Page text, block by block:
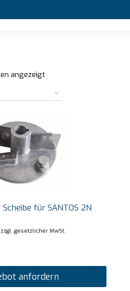
angezeigt
für SANTOS 2N
zzgl. gesetzlicher MwSt.
anfordern